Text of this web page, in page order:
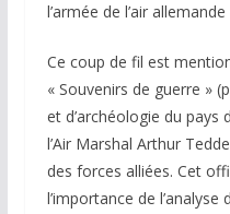
l’armée de l’air
Ce coup de fil est
« Souvenirs de guerre »
et d’archéologie du pays
l’Air Marshal Arthur
des forces alliées. Cet
l’importance de l’analyse